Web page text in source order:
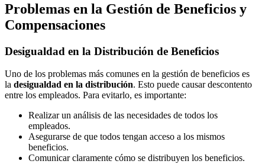
Problemas en la Gestión de Beneficios y
Compensaciones
Desigualdad en la Distribución de Beneficios
Uno de los problemas más comunes en la gestión de beneficios es
la desigualdad en la distribución. Esto puede causar descontento
entre los empleados. Para evitarlo, es importante:
Realizar un análisis de las necesidades de todos los
empleados.
Asegurarse de que todos tengan acceso a los mismos
beneficios.
Comunicar claramente cómo se distribuyen los beneficios.